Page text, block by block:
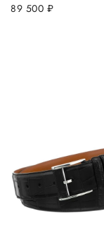
89 500 руб.